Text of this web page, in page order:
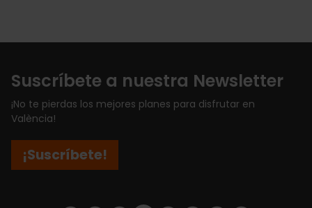
Suscríbete a nuestra Newsletter
¡No te pierdas los mejores planes para disfrutar en
València!
¡Suscríbete!